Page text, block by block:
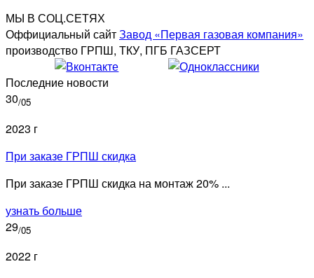
МЫ В СОЦ.СЕТЯХ
Оффициальный сайтЗавод «Первая газовая компания»
производство ГРПШ, ТКУ, ПГБ ГАЗСЕРТ
Последние новости
30/05
2023 г
При заказе ГРПШ скидка
При заказе ГРПШ скидка на монтаж 20% ...
узнать больше
29/05
2022 г